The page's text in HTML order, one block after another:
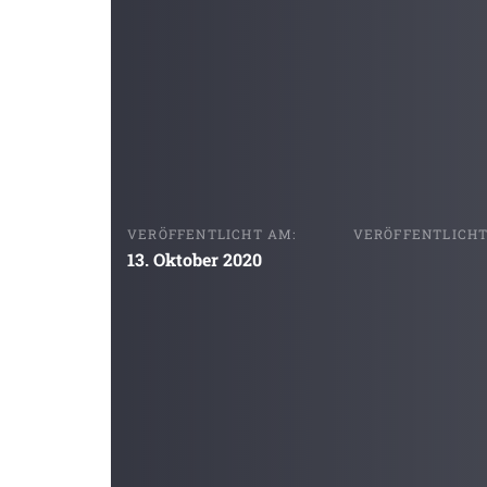
VERÖFFENTLICHT AM:
13. Oktober 2020